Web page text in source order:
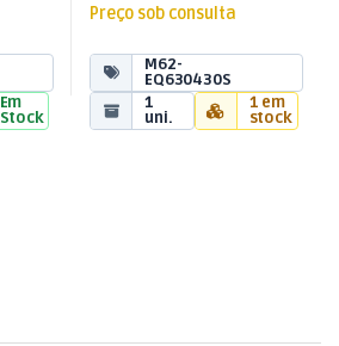
Em
Stock
Preço sob consulta
M62-
EQ630430S
1
uni.
1 em
stock